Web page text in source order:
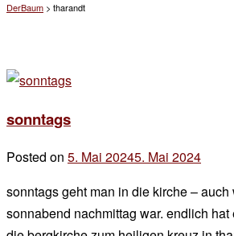
DerBaum > tharandt
sonntags
Posted on 5. Mai 20245. Mai 2024
chef
sonntags geht man in die kirche –
sonnabend nachmittag war. endlich